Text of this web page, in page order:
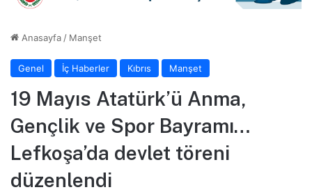
Anasayfa / Manşet
Genel İç Haberler Kıbrıs Manşet
19 Mayıs Atatürk’ü Anma,
Gençlik ve Spor Bayramı…
Lefkoşa’da devlet töreni
düzenlendi